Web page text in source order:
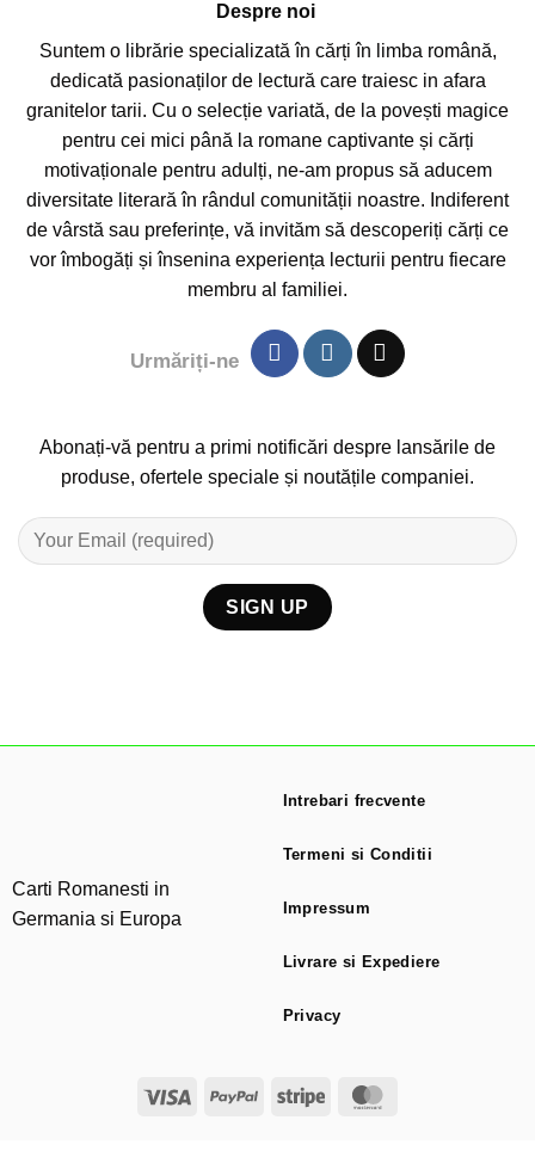
Despre noi
Suntem o librărie specializată în cărți în limba română,
dedicată pasionaților de lectură care traiesc in afara
granitelor tarii. Cu o selecție variată, de la povești magice
pentru cei mici până la romane captivante și cărți
motivaționale pentru adulți, ne-am propus să aducem
diversitate literară în rândul comunității noastre. Indiferent
de vârstă sau preferințe, vă invităm să descoperiți cărți ce
vor îmbogăți și însenina experiența lecturii pentru fiecare
membru al familiei.
Urmăriți-ne
Abonați-vă pentru a primi notificări despre lansările de
produse, ofertele speciale și noutățile companiei.
Carti Romanesti in
Germania si Europa
Visa PayPal Stripe
Intrebari frecvente
Termeni si Conditii
Impressum
Livrare si Expediere
Privacy